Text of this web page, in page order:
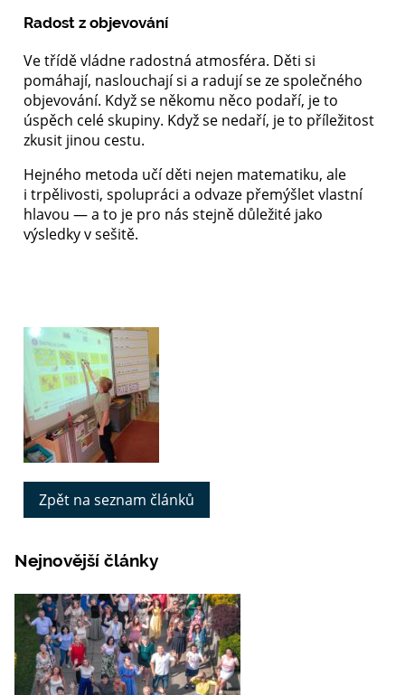
Radost z objevování
Ve třídě vládne radostná atmosféra. Děti si
pomáhají, naslouchají si a radují se ze společného
objevování. Když se někomu něco podaří, je to
úspěch celé skupiny. Když se nedaří, je to příležitost
zkusit jinou cestu.
Hejného metoda učí děti nejen matematiku, ale
i trpělivosti, spolupráci a odvaze přemýšlet vlastní
hlavou — a to je pro nás stejně důležité jako
výsledky v sešitě.
Zpět na seznam článků
Nejnovější články